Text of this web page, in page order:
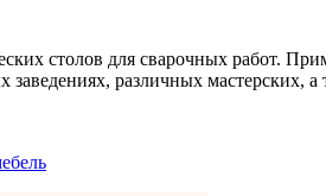
столов для сварочных работ.
заведениях, различных мастерских, а